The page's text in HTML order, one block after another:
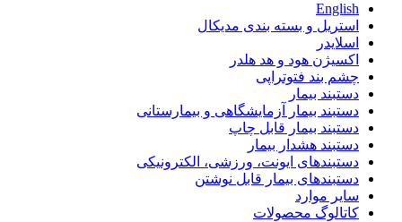
English
استریل و بسته بندی مدیکال
اسلایدر
اکسیژن هود و هد هلدر
چشم بند فتوتراپی
دستبند بیمار
دستبند بیمار آزمایشگاهی و بیمارستانی
دستبند بیمار قابل چاپ
دستبند هشدار بیمار
دستبندهای ایونت، ورزشی، الکترونیکی
دستبندهای بیمار قابل نوشتن
سایر موارد
کاتالوگ محصولات